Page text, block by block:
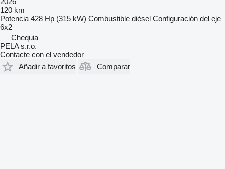
120 km
Potencia 428 Hp (315 kW) Combustible diésel Configuración del eje
6x2
Chequia
PELA s.r.o.
Contacte con el vendedor
Añadir a favoritos
Comparar